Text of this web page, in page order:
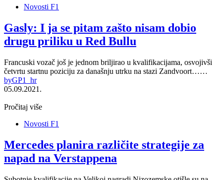
Novosti F1
Gasly: I ja se pitam zašto nisam dobio
drugu priliku u Red Bullu
Francuski vozač još je jednom briljirao u kvalifikacijama, osvojivši
četvrtu startnu poziciju za današnju utrku na stazi Zandvoort……
byGP1_hr
05.09.2021.
Pročitaj više
Novosti F1
Mercedes planira različite strategije za
napad na Verstappena